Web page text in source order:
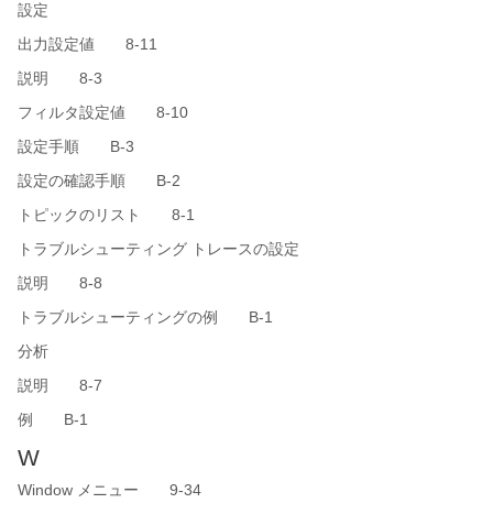
設定
出力設定値 8-11
説明 8-3
フィルタ設定値 8-10
設定手順 B-3
設定の確認手順 B-2
トピックのリスト 8-1
トラブルシューティング トレースの設定
説明 8-8
トラブルシューティングの例 B-1
分析
説明 8-7
例 B-1
W
Window メニュー 9-34